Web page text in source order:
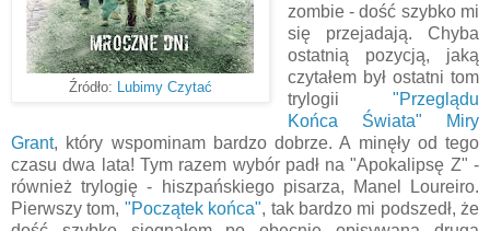
Źródło: Lubimy Czytać
zombie - dość szybko mi
się przejadają. Chyba
ostatnią pozycją, jaką
czytałem był ostatni tom
trylogii "Przeglądu
Końca Świata"
Miry
Grant, który wspominam bardzo dobrze. A minęły od tego
czasu dwa lata! Tym razem wybór padł na "Apokalipsę Z" -
również trylogię - hiszpańskiego pisarza, Manel Loureiro.
Pierwszy tom, "Początek końca", tak bardzo mi podszedł, że